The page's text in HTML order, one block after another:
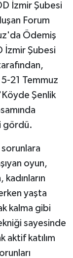
İzmir Şubesi
Forum
Ödemiş
İzmir Şubesi
21 Temmuz
Şenlik
gördü.
sorunlara
oyun,
yaşta
kalma gibi
sayesinde
aktif katılım